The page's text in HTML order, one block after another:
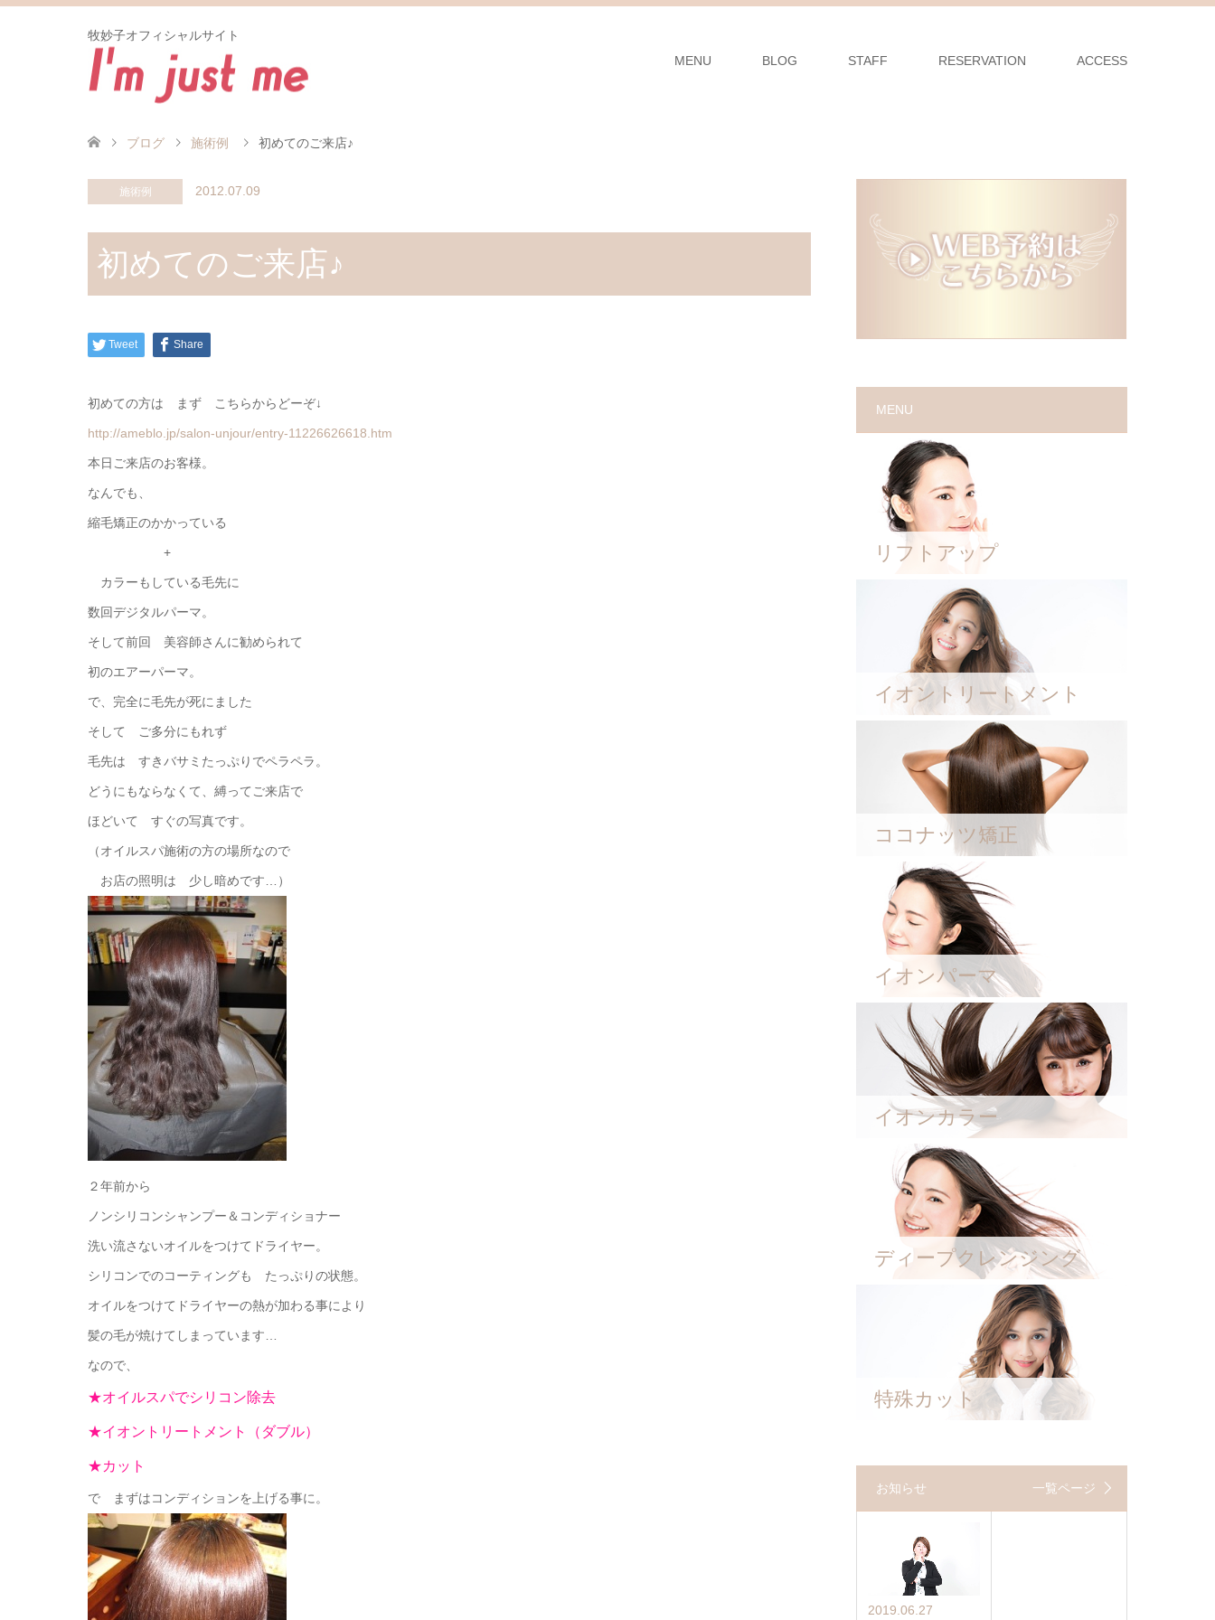
牧妙子オフィシャルサイト
MENU
BLOG STAFF RESERVATION ACCESS
ブログ 施術例 初めてのご来店♪
施術例 2012.07.09
初めてのご来店♪
Tweet Share
初めての方は まず こちらからどーぞ↓
http://ameblo.jp/salon-unjour/entry-11226626618.htm
本日ご来店のお客様。
なんでも、
縮毛矯正のかかっている
+
カラーもしている毛先に
数回デジタルパーマ。
そして前回 美容師さんに勧められて
初のエアーパーマ。
で、完全に毛先が死にました
そして ご多分にもれず
毛先は すきバサミたっぷりでペラペラ。
どうにもならなくて、縛ってご来店で
ほどいて すぐの写真です。
（オイルスパ施術の方の場所なので
お店の照明は 少し暗めです…）
２年前から
ノンシリコンシャンプー＆コンディショナー
洗い流さないオイルをつけてドライヤー。
シリコンでのコーティングも たっぷりの状態。
オイルをつけてドライヤーの熱が加わる事により
髪の毛が焼けてしまっています…
なので、
★オイルスパでシリコン除去
★イオントリートメント（ダブル）
★カット
で まずはコンディションを上げる事に。
MENU
リフトアップ
イオントリートメント
ココナッツ矯正
イオンパーマ
イオンカラー
ディープクレンジング
特殊カット
お知らせ 一覧ページ
2019.06.27